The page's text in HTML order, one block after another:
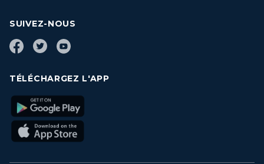
SUIVEZ-NOUS
TÉLÉCHARGEZ L'APP